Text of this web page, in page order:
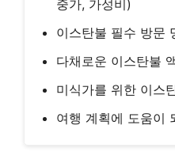
중가, 가성비)
이스탄불 필수 방문
다채로운 이스탄불
미식가를 위한 이스
여행 계획에 도움이